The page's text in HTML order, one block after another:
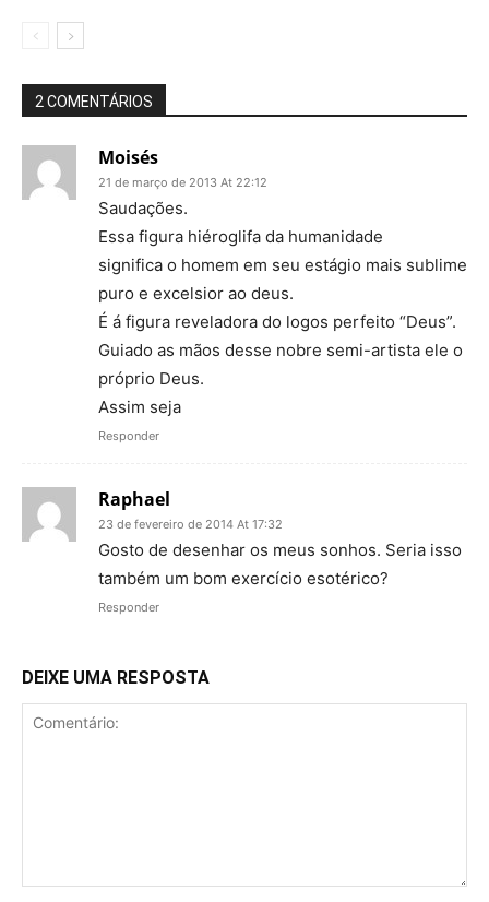
2 COMENTÁRIOS
Moisés
21 de março de 2013 At 22:12
Saudações.
Essa figura hiéroglifa da humanidade
significa o homem em seu estágio mais sublime
puro e excelsior ao deus.
É á figura reveladora do logos perfeito “Deus”.
Guiado as mãos desse nobre semi-artista ele o
próprio Deus.
Assim seja
Responder
Raphael
23 de fevereiro de 2014 At 17:32
Gosto de desenhar os meus sonhos. Seria isso
também um bom exercício esotérico?
Responder
DEIXE UMA RESPOSTA